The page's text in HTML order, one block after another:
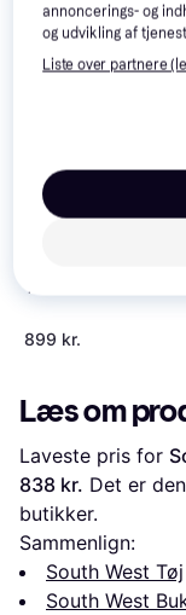
Trousers Curved W -
899 kr.
Læs om
Laveste pris for
838 kr. Det er
butikker.
Sammenlign:
South West Tøj
South West
annoncerings- og
og udvikling af
Liste over partnere